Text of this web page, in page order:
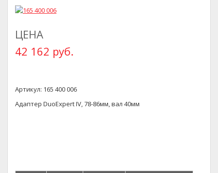
ЦЕНА
42 162 руб.
Артикул: 165 400 006
Адаптер DuoExpert IV, 78-86мм, вал 40мм